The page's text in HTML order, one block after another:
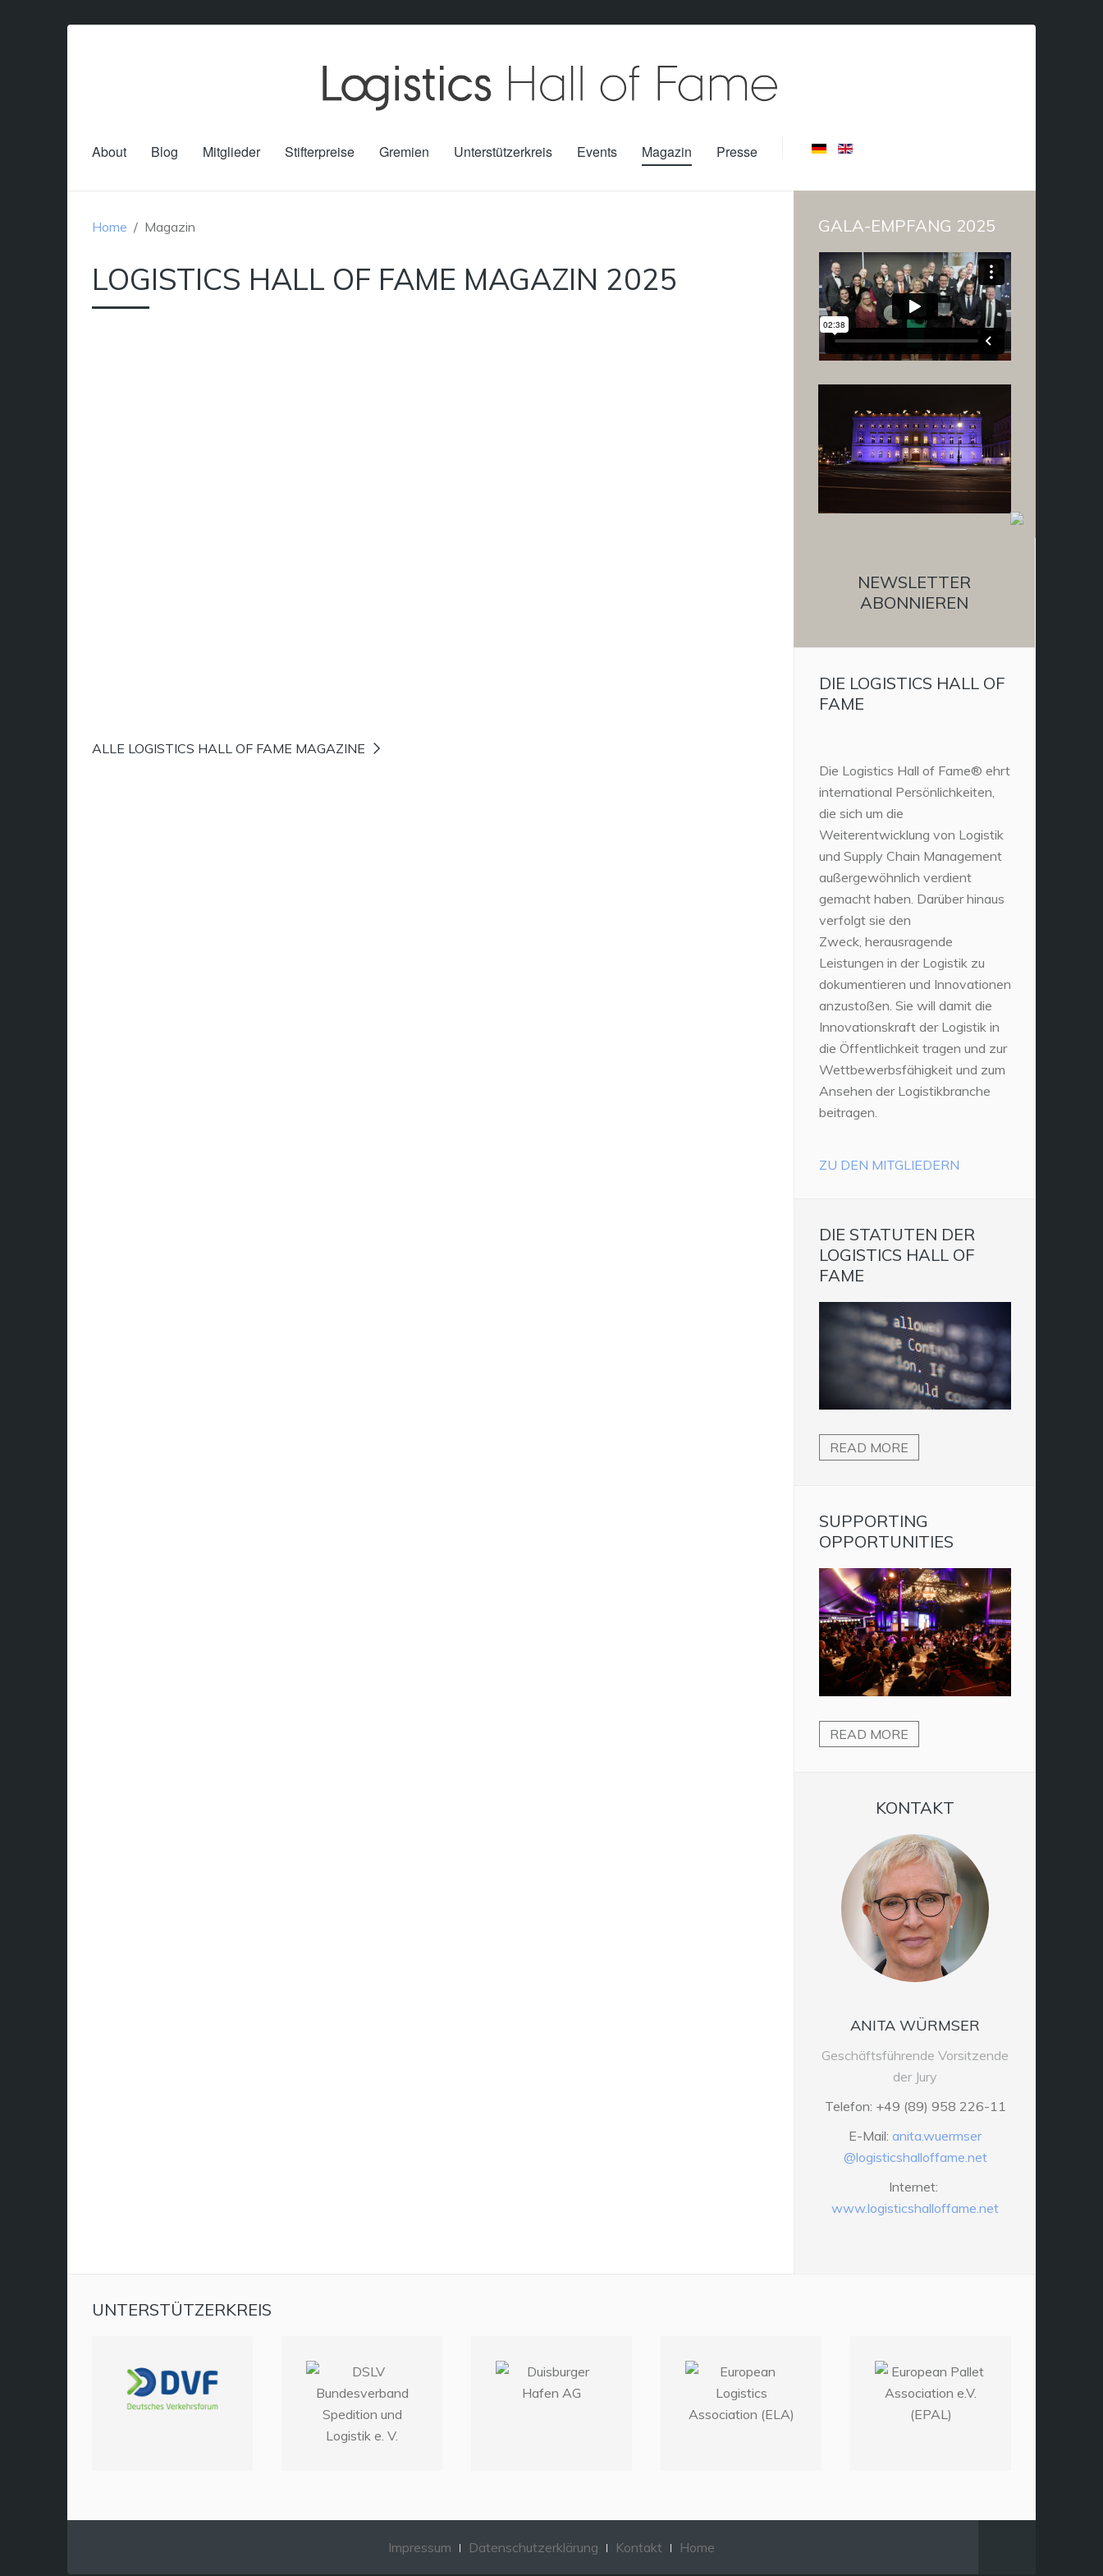
About Blog Mitglieder Stifterpreise Gremien Unterstützerkreis Events Magazin Presse
Home Magazin
LOGISTICS HALL OF FAME MAGAZIN 2025
ALLE LOGISTICS HALL OF FAME MAGAZINE
GALA-EMPFANG 2025
NEWSLETTER
ABONNIEREN
DIE LOGISTICS HALL OF
FAME
Die Logistics Hall of Fame® ehrt
international Persönlichkeiten,
die sich um die
Weiterentwicklung von Logistik
und Supply Chain Management
außergewöhnlich verdient
gemacht haben. Darüber hinaus
verfolgt sie den
Zweck, herausragende
Leistungen in der Logistik zu
dokumentieren und Innovationen
anzustoßen. Sie will damit die
Innovationskraft der Logistik in
die Öffentlichkeit tragen und zur
Wettbewerbsfähigkeit und zum
Ansehen der Logistikbranche
beitragen.
ZU DEN MITGLIEDERN
DIE STATUTEN DER
LOGISTICS HALL OF
FAME
READ MORE
SUPPORTING
OPPORTUNITIES
READ MORE
KONTAKT
ANITA WÜRMSER
Geschäftsführende Vorsitzende
der Jury
Telefon: +49 (89) 958 226-11
E-Mail: anita.wuermser
@logisticshalloffame.net
Internet:
www.logisticshalloffame.net
UNTERSTÜTZERKREIS
Impressum Datenschutzerklärung Kontakt Home